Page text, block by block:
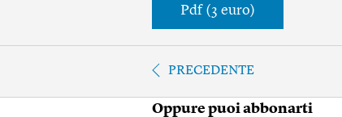
Pdf (3 euro)
PRECEDENTE
Oppure puoi abbonarti